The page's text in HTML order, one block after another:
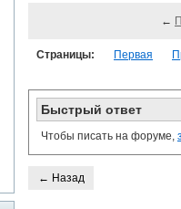
←
Страницы: Первая
Быстрый ответ
Чтобы писать на форуме,
← Назад